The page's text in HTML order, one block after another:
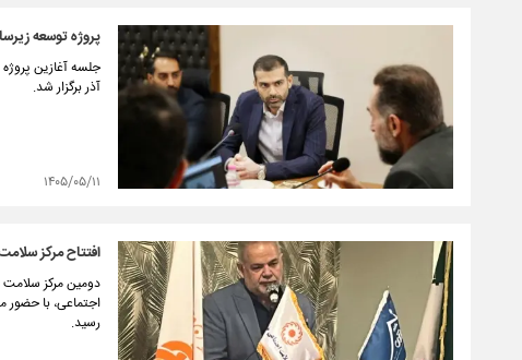
پروژه توسعه
جلسه آغازین
آذر برگزار شد.
۱۴۰۵/۰۵/۱۱
افتتاح مرکز
دومین مرکز سلامت
اجتماعی، با حضور
رسید.